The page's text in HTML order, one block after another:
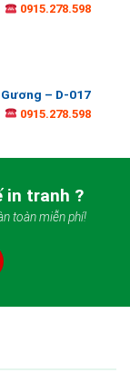
0915.278.598
– D-017
0915.278.598
in tranh ?
toàn miễn phí!